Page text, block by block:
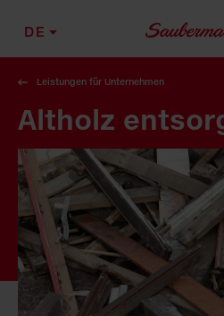
DE
Leistungen für Unternehmen
Altholz